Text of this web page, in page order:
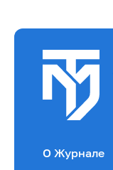
О Журнале